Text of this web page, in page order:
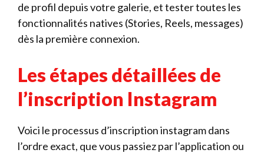
de profil depuis votre galerie, et tester toutes les
fonctionnalités natives (Stories, Reels, messages)
dès la première connexion.
Les étapes détaillées de
l’inscription Instagram
Voici le processus d’inscription instagram dans
l’ordre exact, que vous passiez par l’application ou